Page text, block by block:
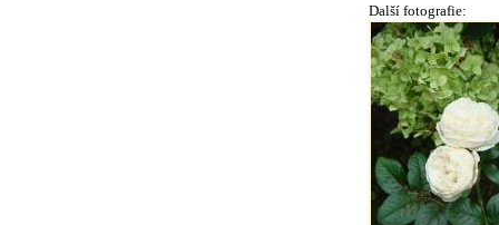
Další fotografie: